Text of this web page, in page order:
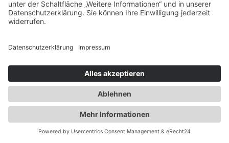
Allgemeine Geschäftsbedingungen
Datenschutz